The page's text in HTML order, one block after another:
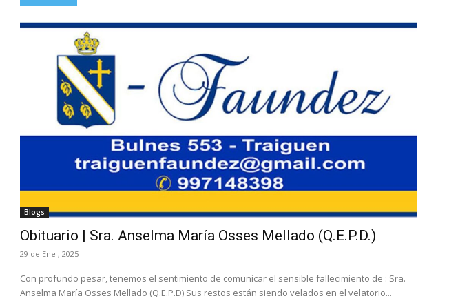
Blogs
Obituario | Sra. Anselma María Osses Mellado (Q.E.P.D.)
29 de Ene , 2025
Con profundo pesar, tenemos el sentimiento de comunicar el sensible fallecimiento de : Sra.
Anselma María Osses Mellado (Q.E.P.D) Sus restos están siendo velados en el velatorio...